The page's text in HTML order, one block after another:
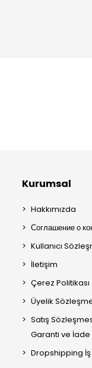
Kurumsal
Hakkımızda
Соглашение о
Kullanıcı
İletişim
Çerez Politikası
Üyelik
Satış
Garanti ve İade
Dropshipping